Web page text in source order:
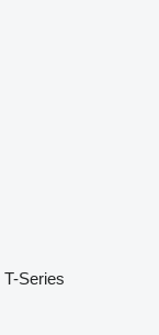
T-Series